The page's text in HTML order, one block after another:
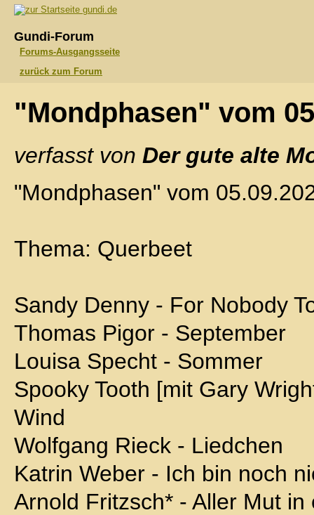
gundi.de
Gundi-Forum
Forums-Ausgangsseite
zurück zum Forum
"Mondphasen" vom
verfasst von Der gute alte
"Mondphasen" vom
Thema: Querbeet
Sandy Denny - For Nobody
Thomas Pigor - September
Louisa Specht - Sommer
Spooky Tooth [mit Gary
Wind
Wolfgang Rieck - Liedchen
Katrin Weber - Ich bin noch
Arnold Fritzsch* - Aller Mut in